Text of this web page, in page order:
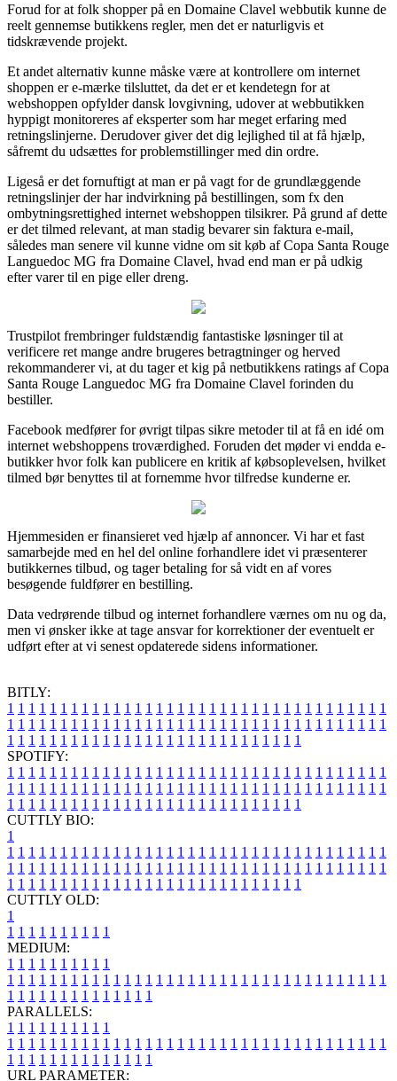
Forud for at folk shopper på en Domaine Clavel webbutik kunne de
reelt gennemse butikkens regler, men det er naturligvis et
tidskrævende projekt.
Et andet alternativ kunne måske være at kontrollere om internet
shoppen er e-mærke tilsluttet, da det er et kendetegn for at
webshoppen opfylder dansk lovgivning, udover at webbutikken
hyppigt monitoreres af eksperter som har meget erfaring med
retningslinjerne. Derudover giver det dig lejlighed til at få hjælp,
såfremt du udsættes for problemstillinger med din ordre.
Ligeså er det fornuftigt at man er på vagt for de grundlæggende
retningslinjer der har indvirkning på bestillingen, som fx den
ombytningsrettighed internet webshoppen tilsikrer. På grund af dette
er det tilmed relevant, at man stadig bevarer sin faktura e-mail,
således man senere vil kunne vidne om sit køb af Copa Santa Rouge
Languedoc MG fra Domaine Clavel, hvad end man er på udkig
efter varer til en pige eller dreng.
Trustpilot frembringer fuldstændig fantastiske løsninger til at
verificere ret mange andre brugeres betragtninger og herved
rekommanderer vi, at du tager et kig på netbutikkens ratings af Copa
Santa Rouge Languedoc MG fra Domaine Clavel forinden du
bestiller.
Facebook medfører for øvrigt tilpas sikre metoder til at få en idé om
internet webshoppens troværdighed. Foruden det møder vi endda e-
butikker hvor folk kan publicere en kritik af købsoplevelsen, hvilket
tilmed bør benyttes til at fornemme hvor tilfredse kunderne er.
Hjemmesiden er finansieret ved hjælp af annoncer. Vi har et fast
samarbejde med en hel del online forhandlere idet vi præsenterer
butikkernes tilbud, og tager betaling for så vidt en af vores
besøgende fuldfører en bestilling.
Data vedrørende tilbud og internet forhandlere værnes om nu og da,
men vi ønsker ikke at tage ansvar for korrektioner der eventuelt er
udført efter at vi senest opdaterede sidens informationer.
BITLY:
1 1 1 1 1 1 1 1 1 1 1 1 1 1 1 1 1 1 1 1 1 1 1 1 1 1 1 1 1 1 1 1 1 1 1 1
1 1 1 1 1 1 1 1 1 1 1 1 1 1 1 1 1 1 1 1 1 1 1 1 1 1 1 1 1 1 1 1 1 1 1 1
1 1 1 1 1 1 1 1 1 1 1 1 1 1 1 1 1 1 1 1 1 1 1 1 1 1 1 1
SPOTIFY:
1 1 1 1 1 1 1 1 1 1 1 1 1 1 1 1 1 1 1 1 1 1 1 1 1 1 1 1 1 1 1 1 1 1 1 1
1 1 1 1 1 1 1 1 1 1 1 1 1 1 1 1 1 1 1 1 1 1 1 1 1 1 1 1 1 1 1 1 1 1 1 1
1 1 1 1 1 1 1 1 1 1 1 1 1 1 1 1 1 1 1 1 1 1 1 1 1 1 1 1
CUTTLY BIO:
1
1 1 1 1 1 1 1 1 1 1 1 1 1 1 1 1 1 1 1 1 1 1 1 1 1 1 1 1 1 1 1 1 1 1 1 1
1 1 1 1 1 1 1 1 1 1 1 1 1 1 1 1 1 1 1 1 1 1 1 1 1 1 1 1 1 1 1 1 1 1 1 1
1 1 1 1 1 1 1 1 1 1 1 1 1 1 1 1 1 1 1 1 1 1 1 1 1 1 1 1
CUTTLY OLD:
1
1 1 1 1 1 1 1 1 1 1
MEDIUM:
1 1 1 1 1 1 1 1 1 1
1 1 1 1 1 1 1 1 1 1 1 1 1 1 1 1 1 1 1 1 1 1 1 1 1 1 1 1 1 1 1 1 1 1 1 1
1 1 1 1 1 1 1 1 1 1 1 1 1 1
PARALLELS:
1 1 1 1 1 1 1 1 1 1
1 1 1 1 1 1 1 1 1 1 1 1 1 1 1 1 1 1 1 1 1 1 1 1 1 1 1 1 1 1 1 1 1 1 1 1
1 1 1 1 1 1 1 1 1 1 1 1 1 1
URL PARAMETER: